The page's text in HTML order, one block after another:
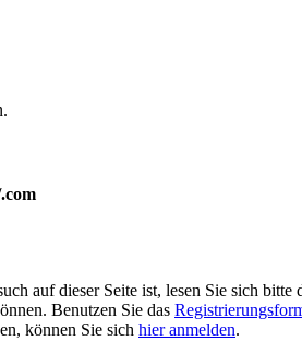
auf dieser Seite ist, lesen Sie sich bitte
Benutzen Sie das
können Sie sich hier anmelden.